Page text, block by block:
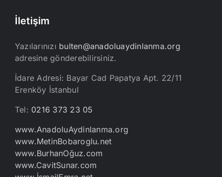
İletişim
Yazılarınızı bulten@anadoluaydinlanma.org
adresine gönderebilirsiniz.
İdare Adresi: Bayar Cad Papatya Apt. 22/11
Erenköy İstanbul
Tel: 0216 373 23 05
www.AnadoluAydinlanma.org
www.MetinBobaroglu.net
www.BurhanOğuz.com
www.CavitSunar.com